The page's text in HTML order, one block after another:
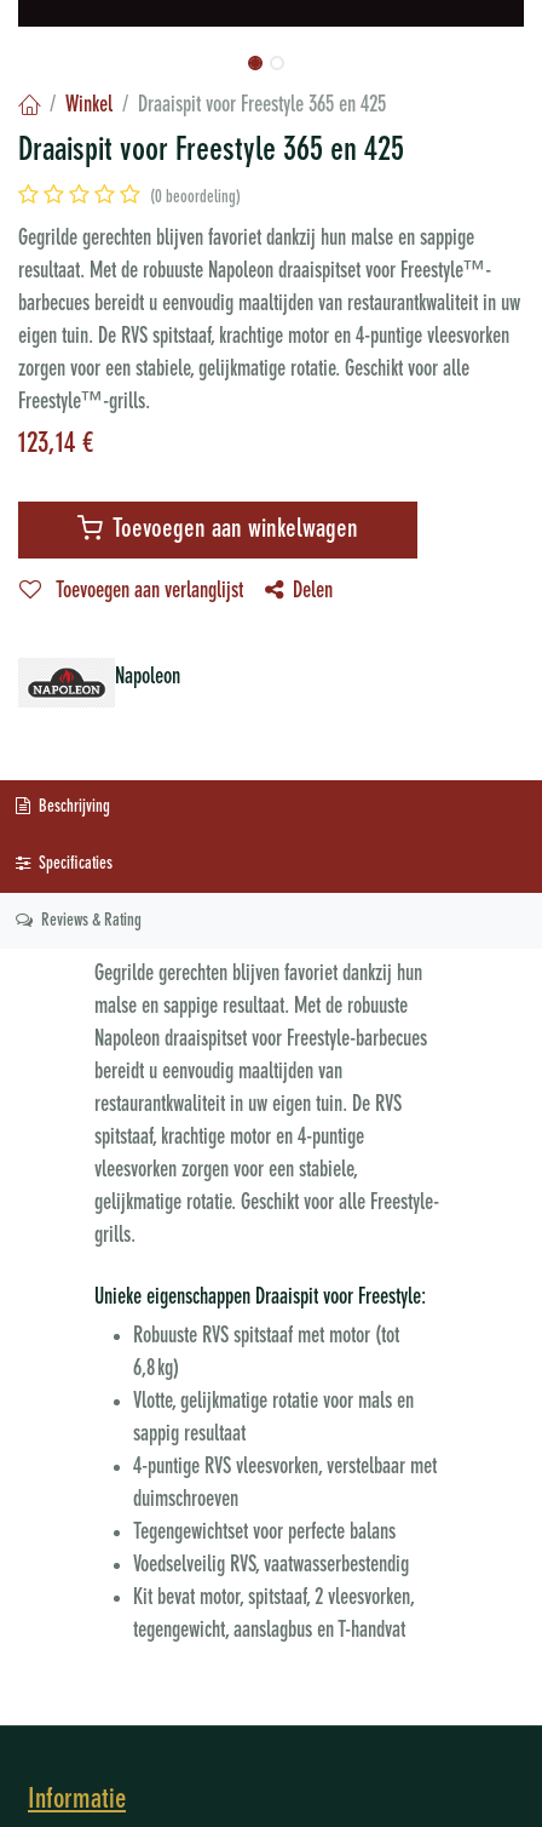
Winkel Draaispit voor Freestyle 365 en 425
Draaispit voor Freestyle 365 en 425
(0 beoordeling)
Gegrilde gerechten blijven favoriet dankzij hun malse en sappige
resultaat. Met de robuuste Napoleon draaispitset voor Freestyle™-
barbecues bereidt u eenvoudig maaltijden van restaurantkwaliteit in uw
eigen tuin. De RVS spitstaaf, krachtige motor en 4-puntige vleesvorken
zorgen voor een stabiele, gelijkmatige rotatie. Geschikt voor alle
Freestyle™-grills.
123,14 €
Toevoegen aan winkelwagen
Toevoegen aan verlanglijst Delen
Napoleon
Beschrijving
Specificaties
Reviews & Rating
Gegrilde gerechten blijven favoriet dankzij hun
malse en sappige resultaat. Met de robuuste
Napoleon draaispitset voor Freestyle-barbecues
bereidt u eenvoudig maaltijden van
restaurantkwaliteit in uw eigen tuin. De RVS
spitstaaf, krachtige motor en 4-puntige
vleesvorken zorgen voor een stabiele,
gelijkmatige rotatie. Geschikt voor alle Freestyle-
grills.
Unieke eigenschappen Draaispit voor Freestyle:
Robuuste RVS spitstaaf met motor (tot
6,8 kg)
Vlotte, gelijkmatige rotatie voor mals en
sappig resultaat
4-puntige RVS vleesvorken, verstelbaar met
duimschroeven
Tegengewichtset voor perfecte balans
Voedselveilig RVS, vaatwasserbestendig
Kit bevat motor, spitstaaf, 2 vleesvorken,
tegengewicht, aanslagbus en T-handvat
Informatie